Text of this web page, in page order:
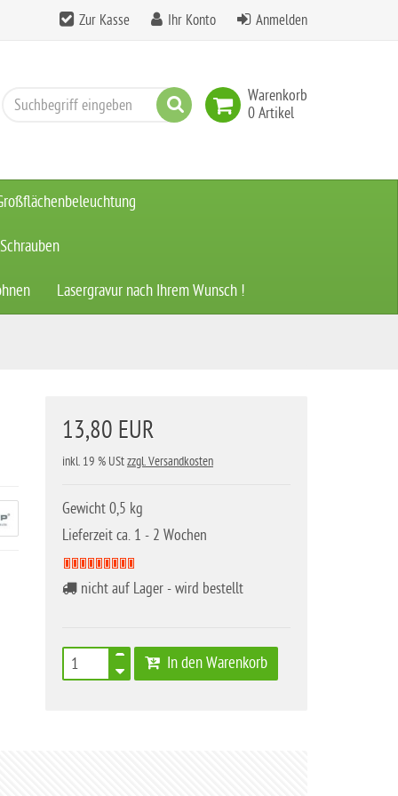
Zur Kasse Ihr Konto Anmelden
Warenkorb
0 Artikel
Suchen
Lasergravur nach Ihrem Wunsch !
13,80 EUR
inkl. 19 % UStzzgl. Versandkosten
Gewicht 0,5 kg
Lieferzeit ca. 1 - 2 Wochen
nicht auf Lager - wird bestellt
In den Warenkorb